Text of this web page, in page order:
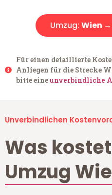
Umzug: Wien
Für einen detaillierte
Anliegen für die Strecke
bitte eineunverbindliche
Unverbindlichen
Was
Umzug